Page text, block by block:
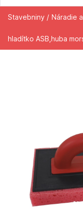
Stavebniny / Náradie
hladítko ASB,huba